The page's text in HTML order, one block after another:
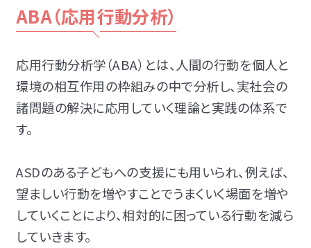
ABA（応用行動分析）
応用行動分析学（ABA）とは、人間の行動を個人と
環境の相互作用の枠組みの中で分析し、実社会の
諸問題の解決に応用していく理論と実践の体系で
す。
ASDのある子どもへの支援にも用いられ、例えば、
望ましい行動を増やすことでうまくいく場面を増や
していくことにより、相対的に困っている行動を減ら
していきます。